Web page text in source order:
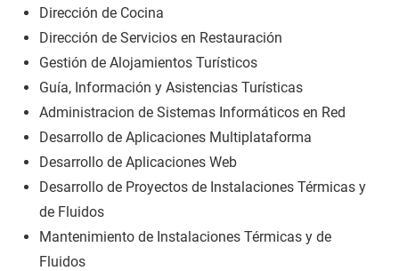
Dirección de Cocina
Dirección de Servicios en Restauración
Gestión de Alojamientos Turísticos
Guía, Información y Asistencias Turísticas
Administracion de Sistemas Informáticos en Red
Desarrollo de Aplicaciones Multiplataforma
Desarrollo de Aplicaciones Web
Desarrollo de Proyectos de Instalaciones Térmicas y
de Fluidos
Mantenimiento de Instalaciones Térmicas y de
Fluidos